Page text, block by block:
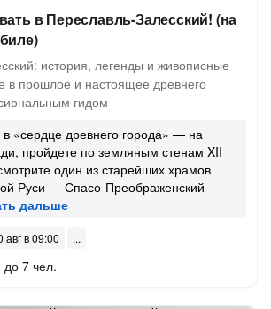
в Переславль-Залесский! (на
история, легенды и живописные
в прошлое и настоящее древнего
гидом
«сердце древнего города» — на
пройдете по земляным стенам XII
один из старейших храмов
Руси — Спасо-Преображенский
авг в 09:00
7 чел.